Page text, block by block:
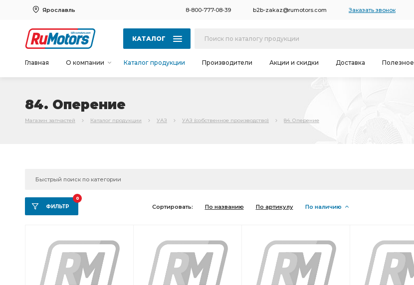
Ярославль 8-800-777-08-39 b2b-zakaz@rumotors.com Заказать звонок
КАТАЛОГ
Главная О компании Каталог продукции Производители Акции и скидки Доставка Полезное
84. Оперение
Магазин запчастей Каталог продукции УАЗ УАЗ (собственное производство) 84. Оперение
ФИЛЬТР
0
Сортировать: По названию По артикулу По наличию